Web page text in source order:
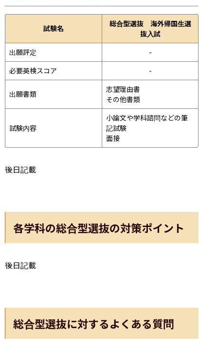
試験名
総合型選抜 海外帰国生選
抜入試
出願評定
-
必要英検スコア
-
出願書類
志望理由書
その他書類
試験内容
小論文や学科諮問などの筆
記試験
面接
後日記載
各学科の総合型選抜の対策ポイント
後日記載
総合型選抜に対するよくある質問